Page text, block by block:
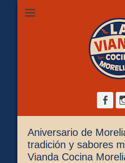
Camelinas sobre Ezequiel
Servicio para comer
Aniversario de
tradición y sabores
Vianda Cocina